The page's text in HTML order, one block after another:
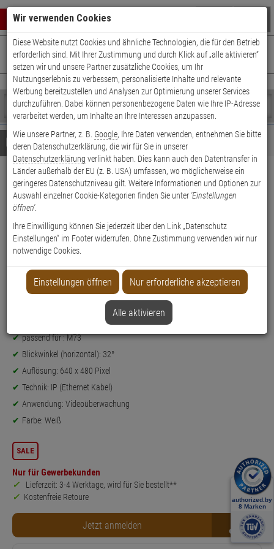
Warenkorb schließen
0 ARTIKEL IM WARENKORB
Ihr Warenkorb ist momentan leer.
Ergebnisse ()
Shop
durchsuchen
Bitte
geben
Sie
mindestens
Zeichen
ein,
um
Suche
Es
wurde
noch
Kategorien
Suche
gestartet
+49 (0)821 899 493-0Mo. - Do.: 8:00 - 16:30 | Fr.: 8:00 - 14:00 Uhr
Kontaktservice nutzen
Details Beratung
Mobotix Thermalmodul 640-
R150 mit Frontplatte
Produktmerkmale
Datenblatt drucken
Weitere Varianten...
passend für : M73
Blickwinkel (horizontal): 32°
Auflösung: 640 x 480 Pixel
Technik: IP (Ethernet Kabel)
Anwendung: Videoüberwachung
Farbe: Weiß
SALE
Nur für Gewerbekunden
Lieferzeit: 3-4 Werktage, wird für Sie bestellt**
Kostenfreie Retoure
Jetzt anmelden B2B
Wir verwenden Cookies
Diese Website nutzt Cookies und ähnliche Technologien, die für den Betrieb
erforderlich sind. Mit Ihrer Zustimmung und durch Klick auf „alle aktivieren“
setzen wir und unsere Partner zusätzliche Cookies, um Ihr
Nutzungserlebnis zu verbessern, personalisierte Inhalte und relevante
Werbung bereitzustellen und Analysen zur Optimierung unserer Services
durchzuführen. Dabei können personenbezogene Daten wie Ihre IP-Adresse
verarbeitet werden, um Inhalte an Ihre Interessen anzupassen.
Wie unsere Partner, z. B. Google, Ihre Daten verwenden, entnehmen Sie bitte
deren Datenschutzerklärung, die wir für Sie in unserer
Datenschutzerklärung verlinkt haben. Dies kann auch den Datentransfer in
Länder außerhalb der EU (z. B. USA) umfassen, wo möglicherweise ein
geringeres Datenschutzniveau gilt. Weitere Informationen und Optionen zur
Auswahl einzelner Cookie-Kategorien finden Sie unter 'Einstellungen
öffnen'.
Ihre Einwilligung können Sie jederzeit über den Link „Datenschutz
Einstellungen“ im Footer widerrufen. Ohne Zustimmung verwenden wir nur
notwendige Cookies.
Einstellungen öffnen Nur erforderliche akzeptieren
Alle aktivieren